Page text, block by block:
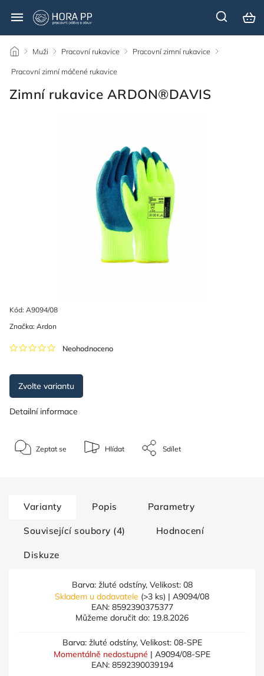
/ Muži / Pracovní rukavice / Pracovní zimní rukavice /
Pracovní zimní máčené rukavice
Zimní rukavice ARDON®DAVIS
Kód: A9094/08
Neohodnoceno
Značka: Ardon
Zvolte variantu
Detailní informace
Zeptat se Hlídat Sdílet
Varianty Popis Parametry
Související soubory (4) Hodnocení
Diskuze
Barva: žluté odstíny, Velikost: 08
Skladem u dodavatele (>3 ks) | A9094/08
EAN: 8592390375377
Můžeme doručit do: 19.8.2026
Barva: žluté odstíny, Velikost: 08-SPE
Momentálně nedostupné | A9094/08-SPE
EAN: 8592390039194